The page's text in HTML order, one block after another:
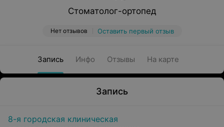
Стоматолог-ортопед
Нет отзывов Оставить первый отзыв
Запись Инфо Отзывы На карте
Запись
8-я городская клиническая